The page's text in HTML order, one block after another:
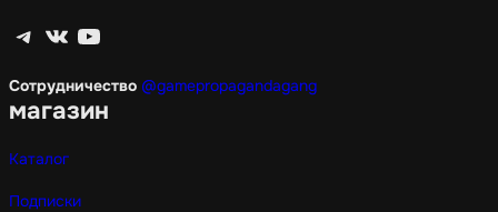
Telegram ВКонтакте YouTube
Сотрудничество @gamepropagandagang
магазин
Каталог
Подписки